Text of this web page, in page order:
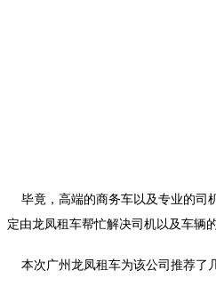
毕竟，高端的商务车以及专业的司
定由龙凤租车帮忙解决司机以及车辆
本次广州龙凤租车为该公司推荐了